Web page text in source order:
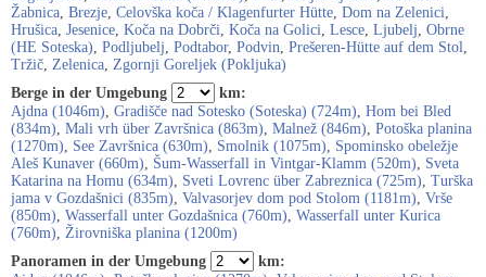
Žabnica, Brezje, Celovška koča / Klagenfurter Hütte, Dom na Zelenici,
Hrušica, Jesenice, Koča na Dobrči, Koča na Golici, Lesce, Ljubelj, Obrne
(HE Soteska), Podljubelj, Podtabor, Podvin, Prešeren-Hütte auf dem Stol,
Tržič, Zelenica, Zgornji Goreljek (Pokljuka)
Berge in der Umgebung
km:
Ajdna (1046m), Gradišče nad Sotesko (Soteska) (724m), Hom bei Bled
(834m), Mali vrh über Završnica (863m), Malnež (846m), Potoška planina
(1270m), See Završnica (630m), Smolnik (1075m), Spominsko obeležje
Aleš Kunaver (660m), Šum-Wasserfall in Vintgar-Klamm (520m), Sveta
Katarina na Homu (634m), Sveti Lovrenc über Zabreznica (725m), Turška
jama v Gozdašnici (835m), Valvasorjev dom pod Stolom (1181m), Vrše
(850m), Wasserfall unter Gozdašnica (760m), Wasserfall unter Kurica
(760m), Žirovniška planina (1200m)
Panoramen in der Umgebung
km: